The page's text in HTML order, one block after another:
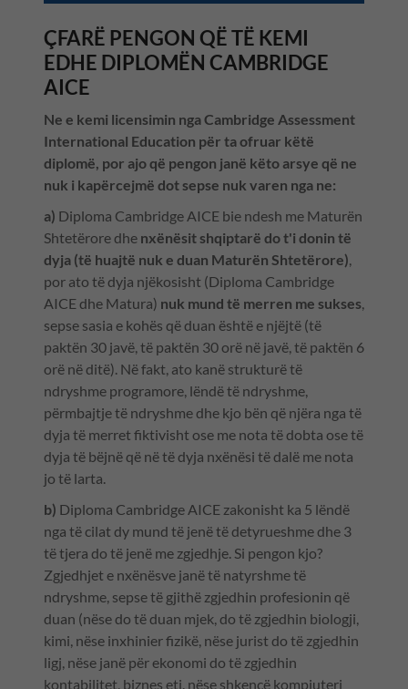
ÇFARË PENGON QË TË KEMI
EDHE DIPLOMËN CAMBRIDGE
AICE
Ne e kemi licensimin nga Cambridge Assessment
International Education për ta ofruar këtë
diplomë, por ajo që pengon janë këto arsye që ne
nuk i kapërcejmë dot sepse nuk varen nga ne:
a) Diploma Cambridge AICE bie ndesh me Maturën
Shtetërore dhe nxënësit shqiptarë do t'i donin të
dyja (të huajtë nuk e duan Maturën Shtetërore),
por ato të dyja njëkosisht (Diploma Cambridge
AICE dhe Matura) nuk mund të merren me sukses,
sepse sasia e kohës që duan është e njëjtë (të
paktën 30 javë, të paktën 30 orë në javë, të paktën 6
orë në ditë). Në fakt, ato kanë strukturë të
ndryshme programore, lëndë të ndryshme,
përmbajtje të ndryshme dhe kjo bën që njëra nga të
dyja të merret fiktivisht ose me nota të dobta ose të
dyja të bëjnë që në të dyja nxënësi të dalë me nota
jo të larta.
b) Diploma Cambridge AICE zakonisht ka 5 lëndë
nga të cilat dy mund të jenë të detyrueshme dhe 3
të tjera do të jenë me zgjedhje. Si pengon kjo?
Zgjedhjet e nxënësve janë të natyrshme të
ndryshme, sepse të gjithë zgjedhin profesionin që
duan (nëse do të duan mjek, do të zgjedhin biologji,
kimi, nëse inxhinier fizikë, nëse jurist do të zgjedhin
ligj, nëse janë për ekonomi do të zgjedhin
kontabilitet, biznes etj. nëse shkencë kompjuteri